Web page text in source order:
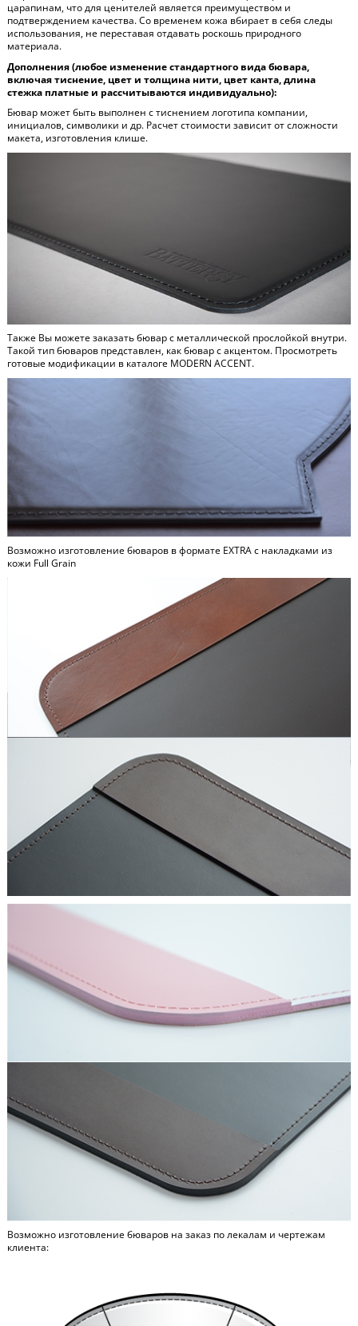
царапинам, что для ценителей является преимуществом и
подтверждением качества. Со временем кожа вбирает в себя следы
использования, не переставая отдавать роскошь природного
материала.
Дополнения (любое изменение стандартного вида бювара,
включая тиснение, цвет и толщина нити, цвет канта, длина
стежка платные и рассчитываются индивидуально):
Бювар может быть выполнен с тиснением логотипа компании,
инициалов, символики и др. Расчет стоимости зависит от сложности
макета, изготовления клише.
Также Вы можете заказать бювар с металлической прослойкой внутри.
Такой тип бюваров представлен, как бювар с акцентом. Просмотреть
готовые модификации в каталоге MODERN ACCENT.
Возможно изготовление бюваров в формате EXTRAc накладками из
кожи Full Grain
Возможно изготовление бюваров на заказ по лекалам и чертежам
клиента: